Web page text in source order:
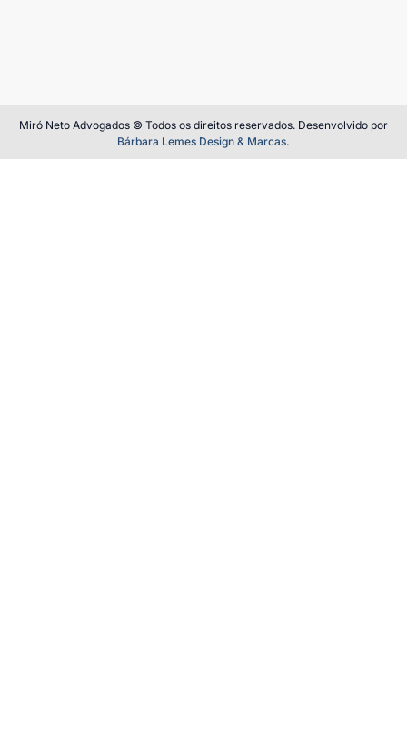
Miró Neto Advogados © Todos os direitos reservados. Desenvolvido por
Bárbara Lemes Design & Marcas.